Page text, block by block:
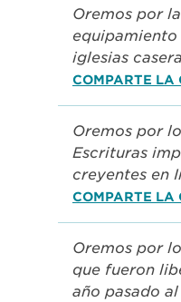
Oremos por
equipamiento
iglesias
COMPARTE LA
Oremos por
Escrituras
creyentes en
COMPARTE LA
Oremos por
que fueron
año pasado